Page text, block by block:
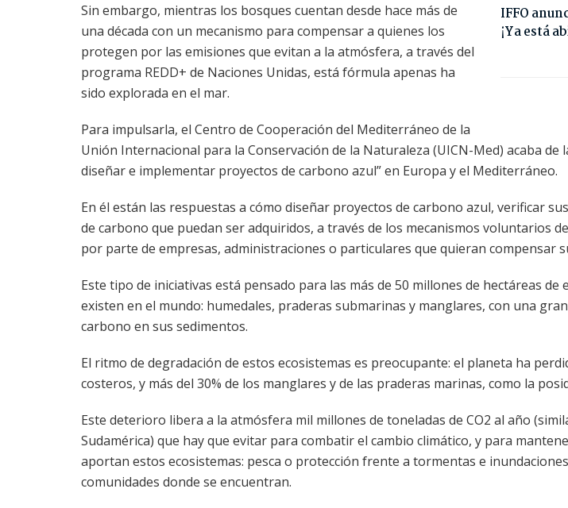
IFFO
¡Ya está
Sin embargo, mientras los bosques cuentan desde hace más de
una década con un mecanismo para compensar a quienes los
protegen por las emisiones que evitan a la atmósfera, a través del
programa REDD+ de Naciones Unidas, está fórmula apenas ha
sido explorada en el mar.
Para impulsarla, el Centro de Cooperación del Mediterráneo de la
Unión Internacional para la Conservación de la Naturaleza (UICN-Med) acaba de
diseñar e implementar proyectos de carbono azul” en Europa y el Mediterráneo.
En él están las respuestas a cómo diseñar proyectos de carbono azul, verificar
de carbono que puedan ser adquiridos, a través de los mecanismos voluntarios
por parte de empresas, administraciones o particulares que quieran compensar
Este tipo de iniciativas está pensado para las más de 50 millones de hectáreas de
existen en el mundo: humedales, praderas submarinas y manglares, con una
carbono en sus sedimentos.
El ritmo de degradación de estos ecosistemas es preocupante: el planeta ha
costeros, y más del 30% de los manglares y de las praderas marinas, como la
Este deterioro libera a la atmósfera mil millones de toneladas de CO2 al año
Sudamérica) que hay que evitar para combatir el cambio climático, y para
aportan estos ecosistemas: pesca o protección frente a tormentas e
comunidades donde se encuentran.